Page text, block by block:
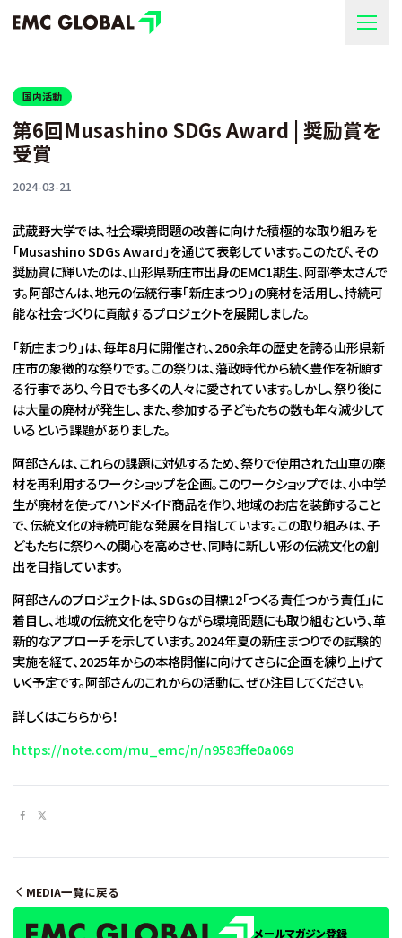
国内活動
第6回Musashino SDGs Award | 奨励賞を
受賞
2024-03-21
武蔵野大学では、社会環境問題の改善に向けた積極的な取り組みを
「Musashino SDGs Award」を通じて表彰しています。このたび、その
奨励賞に輝いたのは、山形県新庄市出身のEMC1期生、阿部拳太さんで
す。阿部さんは、地元の伝統行事「新庄まつり」の廃材を活用し、持続可
能な社会づくりに貢献するプロジェクトを展開しました。
「新庄まつり」は、毎年8月に開催され、260余年の歴史を誇る山形県新
庄市の象徴的な祭りです。この祭りは、藩政時代から続く豊作を祈願す
る行事であり、今日でも多くの人々に愛されています。しかし、祭り後に
は大量の廃材が発生し、また、参加する子どもたちの数も年々減少して
いるという課題がありました。
阿部さんは、これらの課題に対処するため、祭りで使用された山車の廃
材を再利用するワークショップを企画。このワークショップでは、小中学
生が廃材を使ってハンドメイド商品を作り、地域のお店を装飾すること
で、伝統文化の持続可能な発展を目指しています。この取り組みは、子
どもたちに祭りへの関心を高めさせ、同時に新しい形の伝統文化の創
出を目指しています。
阿部さんのプロジェクトは、SDGsの目標12「つくる責任つかう責任」に
着目し、地域の伝統文化を守りながら環境問題にも取り組むという、革
新的なアプローチを示しています。2024年夏の新庄まつりでの試験的
実施を経て、2025年からの本格開催に向けてさらに企画を練り上げて
いく予定です。阿部さんのこれからの活動に、ぜひ注目してください。
詳しくはこちらから！
https://note.com/mu_emc/n/n9583ffe0a069
MEDIA一覧に戻る
メールマガジン登録